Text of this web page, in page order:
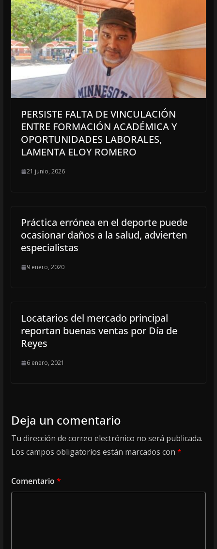
PERSISTE FALTA DE VINCULACIÓN
ENTRE FORMACIÓN ACADÉMICA Y
OPORTUNIDADES LABORALES,
LAMENTA ELOY ROMERO
21 junio, 2026
Práctica errónea en el deporte puede
ocasionar daños a la salud, advierten
especialistas
9 enero, 2020
Locatarios del mercado principal
reportan buenas ventas por Día de
Reyes
6 enero, 2021
Deja un comentario
Tu dirección de correo electrónico no será publicada.
Los campos obligatorios están marcados con *
Comentario *